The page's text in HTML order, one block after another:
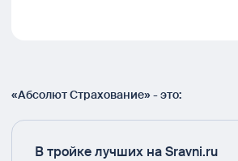
«Абсолют Страхование» - это:
В тройке лучших на Sravni.ru